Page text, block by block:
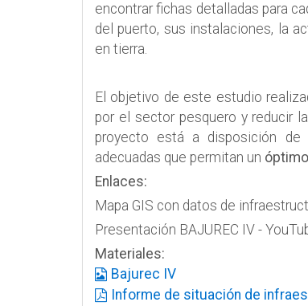
encontrar fichas detalladas para
del puerto, sus instalaciones, la
en tierra.
El objetivo de este estudio
por el sector pesquero y reducir
proyecto está a disposición de
adecuadas que permitan un
Enlaces:
Mapa GIS con datos de
Presentación BAJUREC IV -
Materiales:
Bajurec IV
Informe de situación de